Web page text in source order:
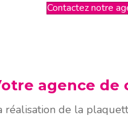
Contactez notre
agence de
réalisation de la